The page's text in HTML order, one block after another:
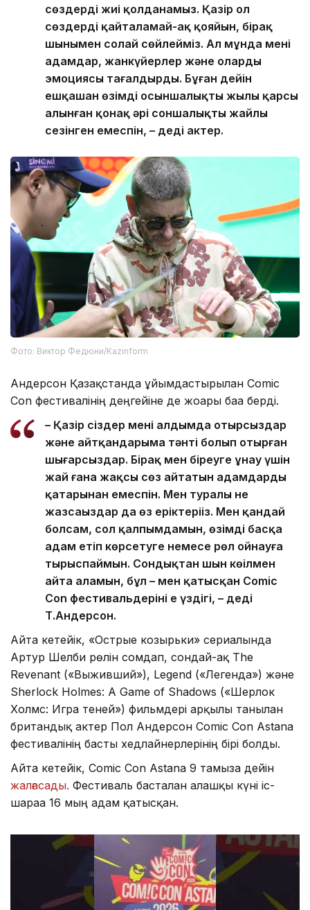
сөздерді жиі қолданамыз. Қазір ол
сөздерді қайталамай-ақ қояйын, бірақ
шынымен солай сөйлейміз. Ал мұнда мені
адамдар, жанкүйерлер және олардың
эмоциясы таңғалдырды. Бұған дейін
ешқашан өзімді осыншалықты жылы қарсы
алынған қонақ әрі соншалықты жайлы
сезінген емеспін, – деді актер.
Фото: Виктор Федюни/Kazinform
Андерсон Қазақстанда ұйымдастырылған Comic
Con фестивалінің деңгейіне де жоғары баға берді.
– Қазір сіздер менің алдымда отырсыздар
және айтқандарыма тәнті болып отырған
шығарсыздар. Бірақ мен біреуге ұнау үшін
жай ғана жақсы сөз айтатын адамдардың
қатарынан емеспін. Мен туралы не
жазсаңыздар да өз еріктеріңіз. Мен қандай
болсам, сол қалпымдамын, өзімді басқа
адам етіп көрсетуге немесе рөл ойнауға
тырыспаймын. Сондықтан шын көңілмен
айта аламын, бұл – мен қатысқан Comic
Con фестивальдерінің ең үздігі, – деді
Т.Андерсон.
Айта кетейік, «Острые козырьки» сериалында
Артур Шелби рөлін сомдап, сондай-ақ The
Revenant («Выживший»), Legend («Легенда») және
Sherlock Holmes: A Game of Shadows («Шерлок
Холмс: Игра теней») фильмдері арқылы танылған
британдық актер Пол Андерсон Comic Con Astana
фестивалінің басты хедлайнерлерінің бірі болды.
Айта кетейік, Comic Con Astana 9 тамызға дейін
жалғасады. Фестиваль басталған алғашқы күні іс-
шараға 16 мың адам қатысқан.